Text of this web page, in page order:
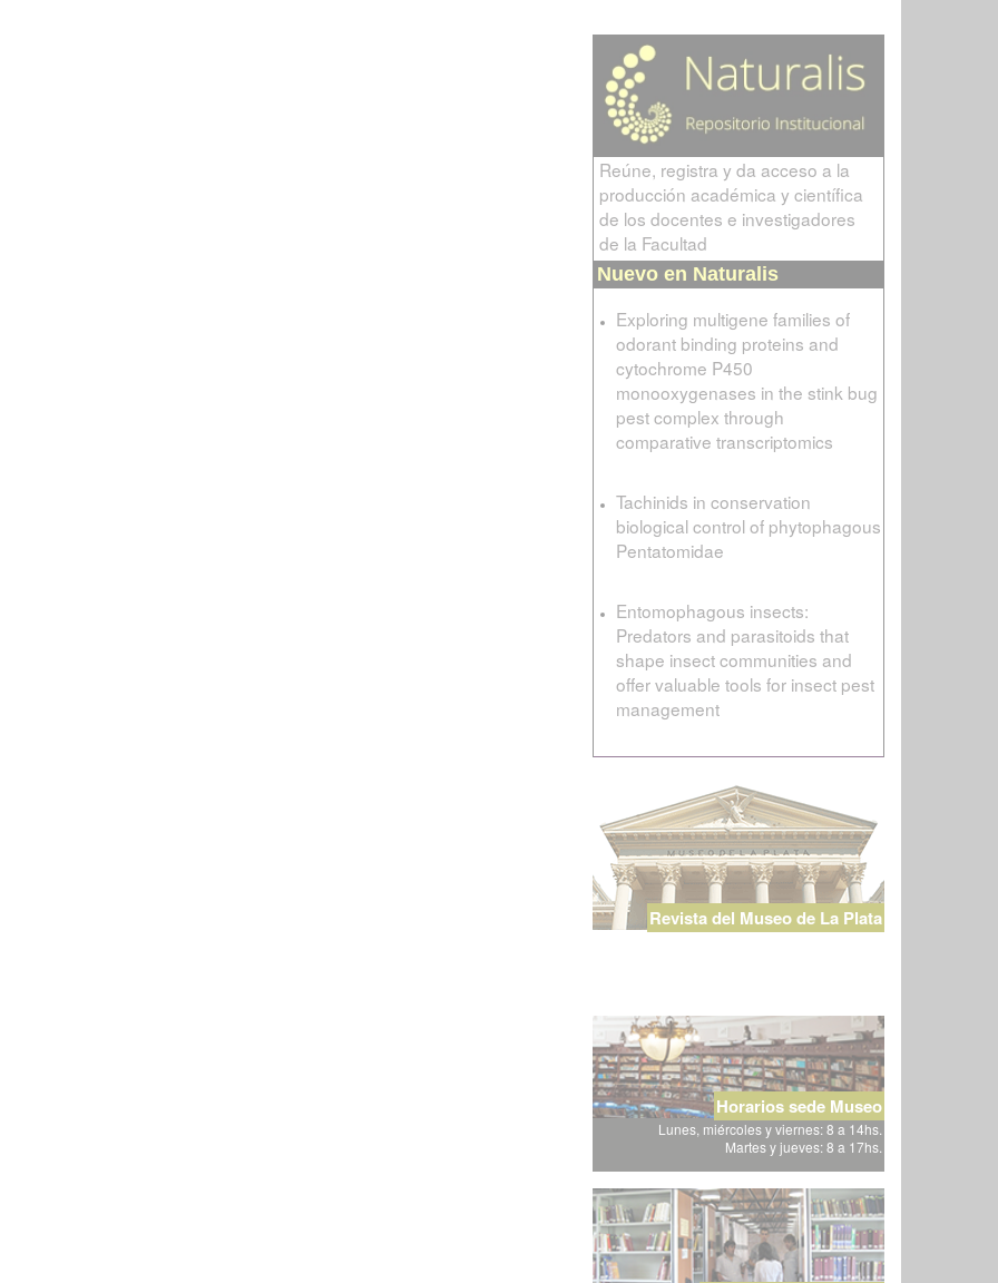
Reúne, registra y da acceso a la
producción académica y científica
de los docentes e investigadores
de la Facultad
Nuevo en Naturalis
Exploring multigene families of
odorant binding proteins and
cytochrome P450
monooxygenases in the stink bug
pest complex through
comparative transcriptomics
Tachinids in conservation
biological control of phytophagous
Pentatomidae
Entomophagous insects:
Predators and parasitoids that
shape insect communities and
offer valuable tools for insect pest
management
Revista del Museo de La Plata
Horarios sede Museo
Lunes, miércoles y viernes: 8 a 14hs.
Martes y jueves: 8 a 17hs.